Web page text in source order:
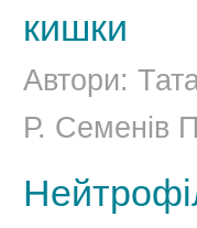
кишки
Автори:
Р. Семенів